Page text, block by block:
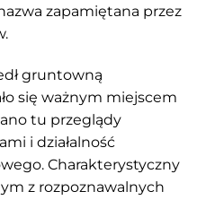
nazwa zapamiętana przez
gruntowną
się ważnym miejscem
tu przeglądy
i działalność
Charakterystyczny
z rozpoznawalnych